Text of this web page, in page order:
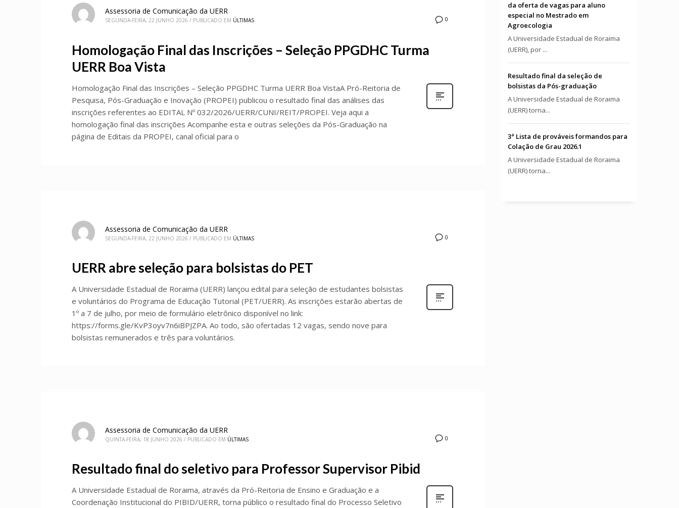
0
Assessoria de Comunicação da UERR
SEGUNDA-FEIRA, 22 JUNHO 2026 / PUBLICADO EM ÚLTIMAS
Homologação Final das Inscrições – Seleção PPGDHC Turma
UERR Boa Vista
Homologação Final das Inscrições – Seleção PPGDHC Turma UERR Boa VistaA Pró-Reitoria de
Pesquisa, Pós-Graduação e Inovação (PROPEI) publicou o resultado final das análises das
inscrições referentes ao EDITAL Nº 032/2026/UERR/CUNI/REIT/PROPEI. Veja aqui a
homologação final das inscrições Acompanhe esta e outras seleções da Pós-Graduação na
página de Editais da PROPEI, canal oficial para o
0
Assessoria de Comunicação da UERR
SEGUNDA-FEIRA, 22 JUNHO 2026 / PUBLICADO EM ÚLTIMAS
UERR abre seleção para bolsistas do PET
A Universidade Estadual de Roraima (UERR) lançou edital para seleção de estudantes bolsistas
e voluntários do Programa de Educação Tutorial (PET/UERR). As inscrições estarão abertas de
1º a 7 de julho, por meio de formulário eletrônico disponível no link:
https://forms.gle/KvP3oyv7n6iBPJZPA. Ao todo, são ofertadas 12 vagas, sendo nove para
bolsistas remunerados e três para voluntários.
0
Assessoria de Comunicação da UERR
QUINTA-FEIRA, 18 JUNHO 2026 / PUBLICADO EM ÚLTIMAS
Resultado final do seletivo para Professor Supervisor Pibid
A Universidade Estadual de Roraima, através da Pró-Reitoria de Ensino e Graduação e a
Coordenação Institucional do PIBID/UERR, torna público o resultado final do Processo Seletivo
da oferta de vagas para aluno
especial no Mestrado em
Agroecologia
A Universidade Estadual de Roraima
(UERR), por ...
Resultado final da seleção de
bolsistas da Pós-graduação
A Universidade Estadual de Roraima
(UERR) torna...
3ª Lista de prováveis formandos para
Colação de Grau 2026.1
A Universidade Estadual de Roraima
(UERR) torna...